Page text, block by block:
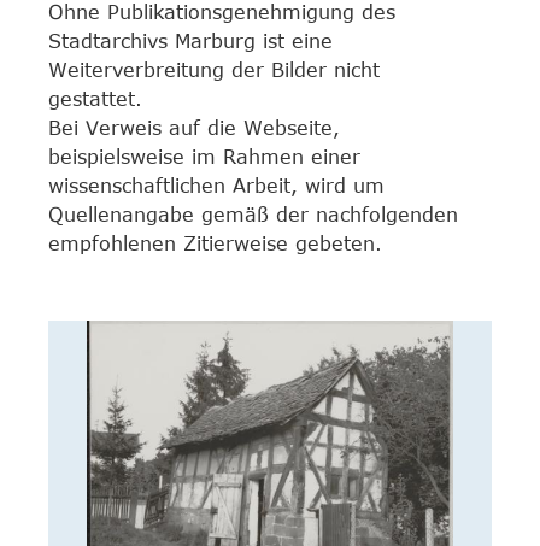
Ohne Publikationsgenehmigung des
Stadtarchivs Marburg ist eine
Weiterverbreitung der Bilder nicht
gestattet.
Bei Verweis auf die Webseite,
beispielsweise im Rahmen einer
wissenschaftlichen Arbeit, wird um
Quellenangabe gemäß der nachfolgenden
empfohlenen Zitierweise gebeten.